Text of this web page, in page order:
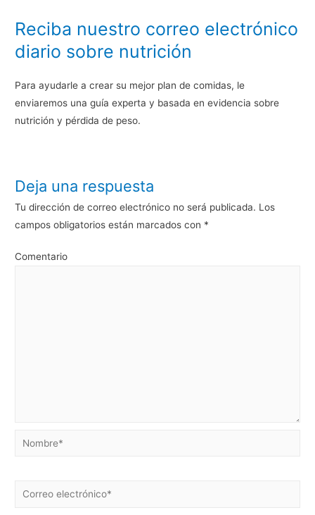
Reciba nuestro correo electrónico
diario sobre nutrición
Para ayudarle a crear su mejor plan de comidas, le
enviaremos una guía experta y basada en evidencia sobre
nutrición y pérdida de peso.
Deja una respuesta
Tu dirección de correo electrónico no será publicada. Los
campos obligatorios están marcados con *
Comentario